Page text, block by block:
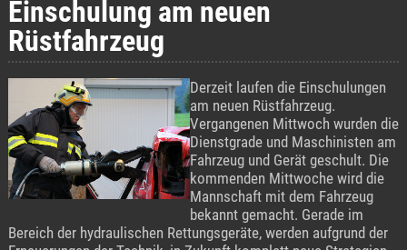
Einschulung am neuen
Rüstfahrzeug
Derzeit laufen die Einschulungen
am neuen Rüstfahrzeug.
Vergangenen Mittwoch wurden die
Dienstgrade und Maschinisten am
Fahrzeug und Gerät geschult. Die
kommenden Mittwoche wird die
Mannschaft mit dem Fahrzeug
bekannt gemacht. Gerade im
Bereich der hydraulischen Rettungsgeräte, werden aufgrund der